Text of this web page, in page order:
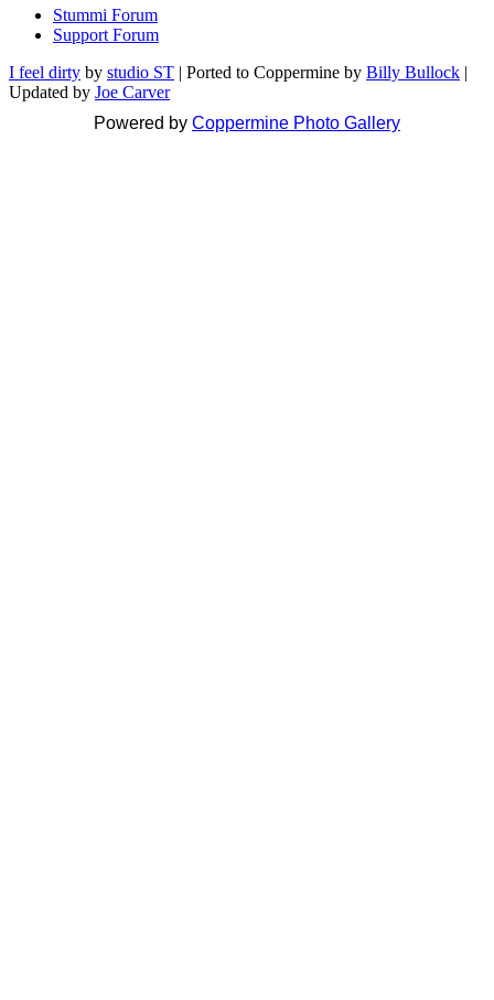
Stummi Forum
Support Forum
I feel dirty by studio ST | Ported to Coppermine by Billy Bullock |
Updated by Joe Carver
Powered by Coppermine Photo Gallery